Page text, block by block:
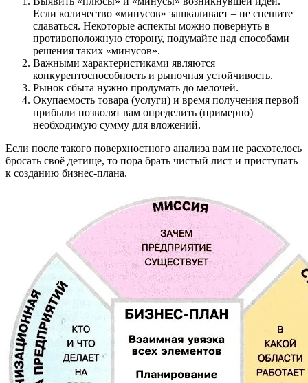
Если количество «минусов» зашкаливает – не спешите
сдаваться. Некоторые аспекты можно повернуть в
противоположную сторону, подумайте над способами
решения таких «минусов».
Важными характеристиками являются
конкурентоспособность и рыночная устойчивость.
Рынок сбыта нужно продумать до мелочей.
Окупаемость товара (услуги) и время получения первой
прибыли позволят вам определить (примерно)
необходимую сумму для вложений.
Если после такого поверхностного анализа вам не расхотелось
бросать своё детище, то пора брать чистый лист и приступать
к созданию бизнес-плана.